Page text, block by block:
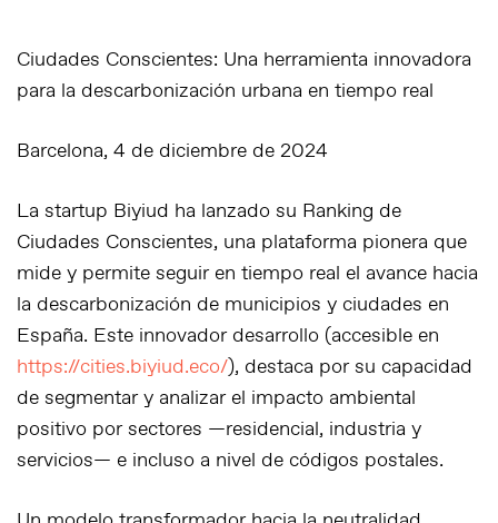
Ciudades Conscientes: Una herramienta innovadora
para la descarbonización urbana en tiempo real
Barcelona, 4 de diciembre de 2024
La startup Biyiud ha lanzado su Ranking de
Ciudades Conscientes, una plataforma pionera que
mide y permite seguir en tiempo real el avance hacia
la descarbonización de municipios y ciudades en
España. Este innovador desarrollo (accesible en
https://cities.biyiud.eco/), destaca por su capacidad
de segmentar y analizar el impacto ambiental
positivo por sectores —residencial, industria y
servicios— e incluso a nivel de códigos postales.